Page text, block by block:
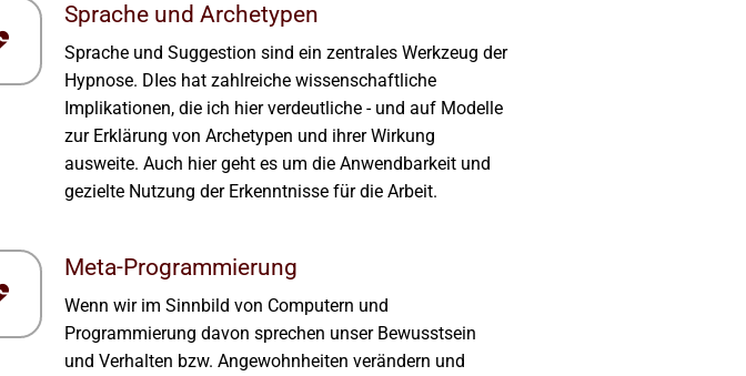
Sprache und Archetypen
Sprache und Suggestion sind ein zentrales Werkzeug der
Hypnose. DIes hat zahlreiche wissenschaftliche
Implikationen, die ich hier verdeutliche - und auf Modelle
zur Erklärung von Archetypen und ihrer Wirkung
ausweite. Auch hier geht es um die Anwendbarkeit und
gezielte Nutzung der Erkenntnisse für die Arbeit.
Meta-Programmierung
Wenn wir im Sinnbild von Computern und
Programmierung davon sprechen unser Bewusstsein
und Verhalten bzw. Angewohnheiten verändern und